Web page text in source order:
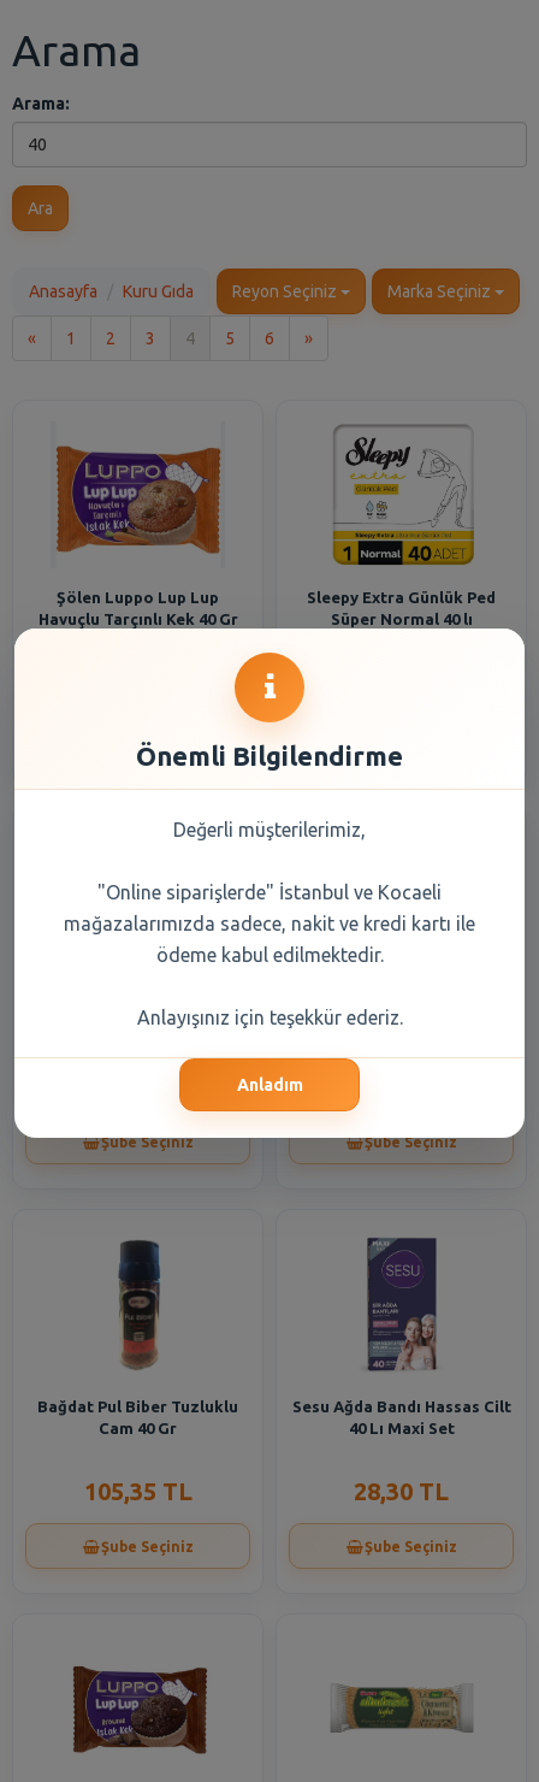
Arama
Arama:
Ara
Anasayfa Kuru Gıda Reyon Seçiniz Marka Seçiniz
« 1 2 3 4 5 6 »Son
Şölen Luppo Lup Lup
Havuçlu Tarçınlı Kek 40 Gr
Sleepy Extra Günlük Ped
Süper Normal 40 lı
Kepekli Bisküvi 40 Gr
Şube Seçiniz
40 Gr
Şube Seçiniz
Bağdat Pul Biber Tuzluklu
Cam 40 Gr
105,35 TL
Şube Seçiniz
Sesu Ağda Bandı Hassas Cilt
40 Lı Maxi Set
28,30 TL
Şube Seçiniz
Önemli Bilgilendirme
Değerli müşterilerimiz,
"Online siparişlerde" İstanbul ve Kocaeli
mağazalarımızda sadece, nakit ve kredi kartı ile
ödeme kabul edilmektedir.
Anlayışınız için teşekkür ederiz.
Anladım